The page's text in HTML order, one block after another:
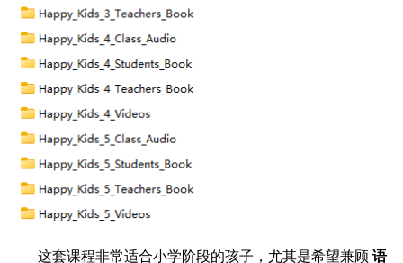
这套课程非常适合小学阶段的孩子，尤其是希望兼顾语